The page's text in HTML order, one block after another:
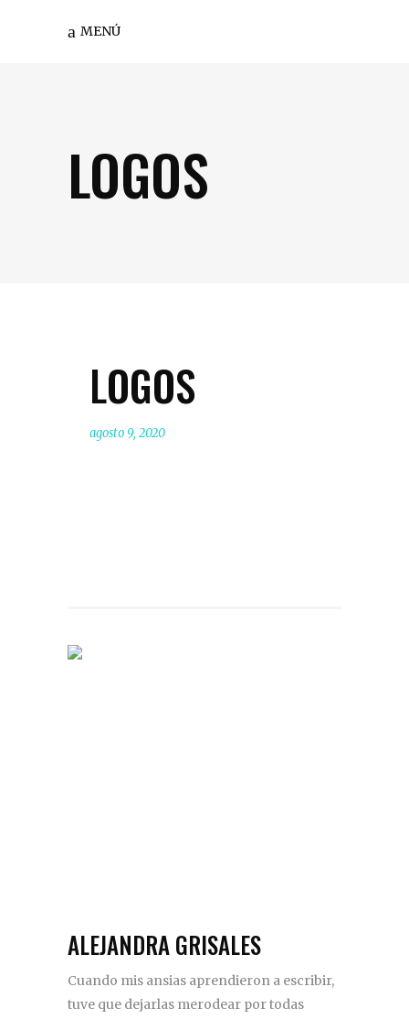
MENÚ
LOGOS
LOGOS
agosto 9, 2020
ALEJANDRA GRISALES
Cuando mis ansias aprendieron a escribir,
tuve que dejarlas merodear por todas